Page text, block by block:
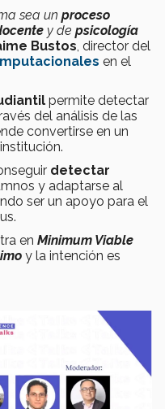
sea un proceso
y de psicología
Bustos , director del
en el
permite detectar
del análisis de las
convertirse en un
detectar
y adaptarse al
ser un apoyo para el
en Minimum Viable
y la intención es